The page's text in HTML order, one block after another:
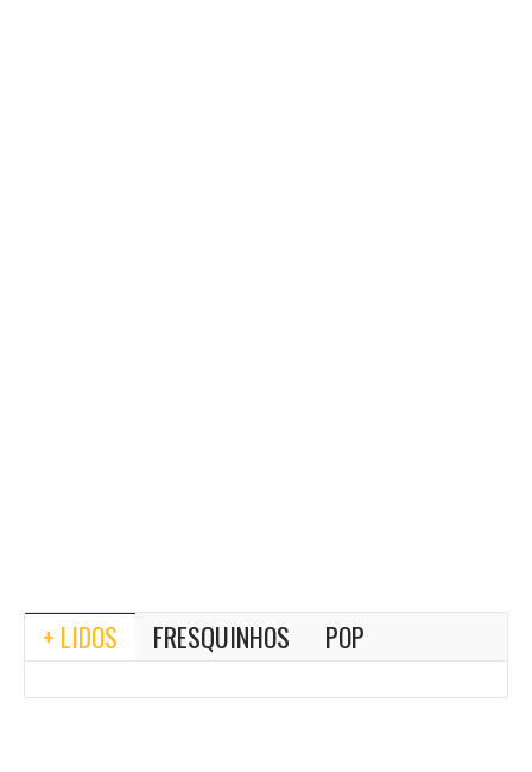
+ LIDOS FRESQUINHOS POP